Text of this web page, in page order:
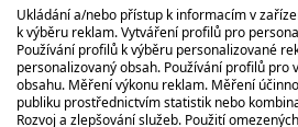
Ukládání a/nebo přístup k informacím v
k výběru reklam. Vytváření profilů pro
Používání profilů k výběru personalizované
personalizovaný obsah. Používání profilů pro
obsahu. Měření výkonu reklam. Měření
publiku prostřednictvím statistik nebo
Rozvoj a zlepšování služeb. Použití